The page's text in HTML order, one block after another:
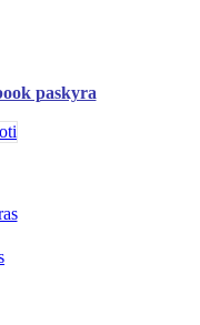
paskyra